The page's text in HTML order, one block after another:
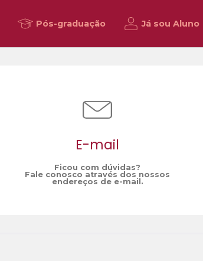
Pós-graduação Já sou Aluno
E-mail
Ficou com dúvidas?
Fale conosco através dos nossos
endereços de e-mail.